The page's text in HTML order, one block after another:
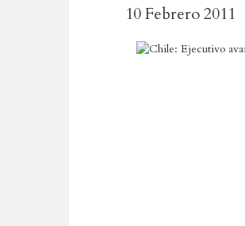
10 Febrero 2011